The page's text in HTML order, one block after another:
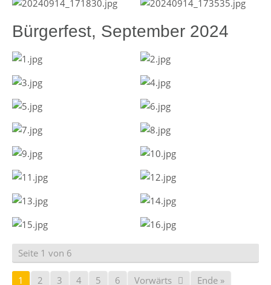
Bürgerfest, September 2024
Seite 1 von 6
1 2 3 4 5 6 Vorwärts Ende »